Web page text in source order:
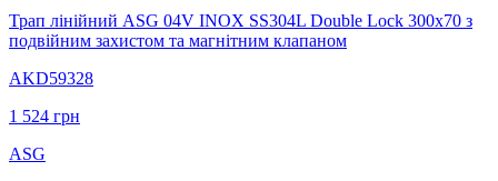
Трап лінійний ASG 04V INOX SS304L Double Lock 300х70 з
подвійним захистом та магнітним клапаном
AKD59328
1 524 грн
ASG